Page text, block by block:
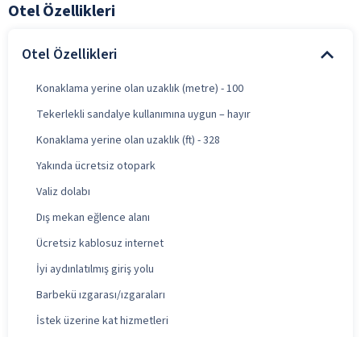
Otel Özellikleri
Otel Özellikleri
Konaklama yerine olan uzaklık (metre) - 100
Tekerlekli sandalye kullanımına uygun – hayır
Konaklama yerine olan uzaklık (ft) - 328
Yakında ücretsiz otopark
Valiz dolabı
Dış mekan eğlence alanı
Ücretsiz kablosuz internet
İyi aydınlatılmış giriş yolu
Barbekü ızgarası/ızgaraları
İstek üzerine kat hizmetleri